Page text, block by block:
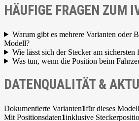
HÄUFIGE FRAGEN ZUM
Warum gibt es mehrere Varianten oder
Modell?
Wie lässt sich der Stecker am sichersten
Was tun, wenn die Position beim
DATENQUALITÄT &
Dokumentierte Varianten1für dieses Modell
Mit Positionsdaten1inklusive